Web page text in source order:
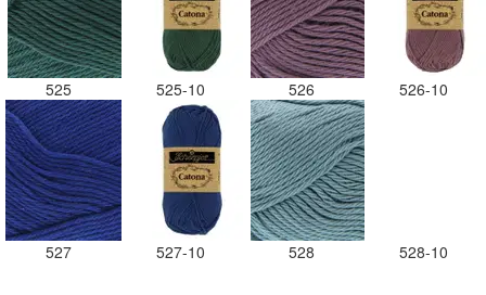
525 525-10 526 526-10
527 527-10 528 528-10